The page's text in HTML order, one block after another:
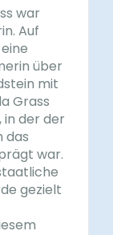
war
Auf
über
mit
Grass
in der der
das
war.
gezielt